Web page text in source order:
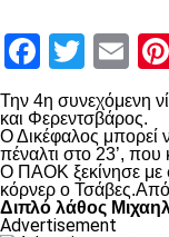
Την 4η συνεχόμενη
και Φερεντσβάρος.
Ο Δικέφαλος μπορεί
πέναλτι στο 23’,
Ο ΠΑΟΚ ξεκίνησε με
κόρνερ ο Τσάβες.Από
Διπλό λάθος
Advertisement